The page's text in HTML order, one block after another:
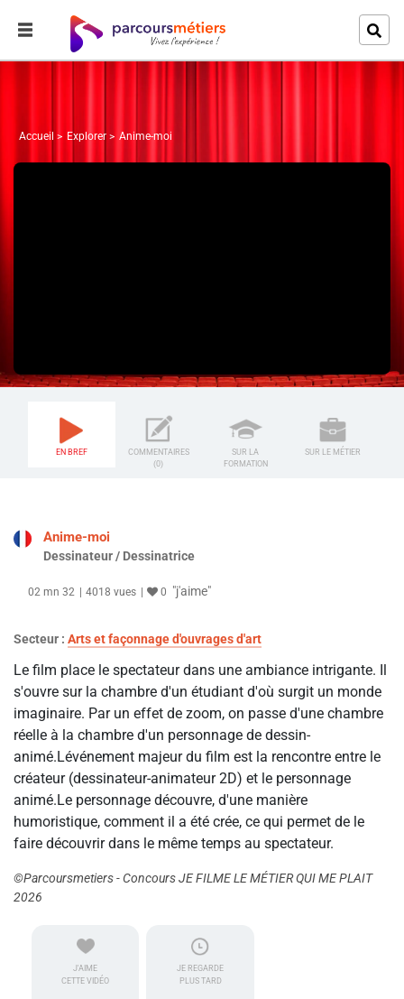
Accueil Explorer Anime-moi
EN BREF
COMMENTAIRES
(0)
SUR LA
FORMATION
SUR LE MÉTIER
Anime-moi
Dessinateur / Dessinatrice
02 mn 32 4018 vues 0 "j'aime"
Secteur : Arts et façonnage d'ouvrages d'art
Le film place le spectateur dans une ambiance intrigante. Il
s'ouvre sur la chambre d'un étudiant d'où surgit un monde
imaginaire. Par un effet de zoom, on passe d'une chambre
réelle à la chambre d'un personnage de dessin-
animé.Lévénement majeur du film est la rencontre entre le
créateur (dessinateur-animateur 2D) et le personnage
animé.Le personnage découvre, d'une manière
humoristique, comment il a été crée, ce qui permet de le
faire découvrir dans le même temps au spectateur.
©Parcoursmetiers - Concours JE FILME LE MÉTIER QUI ME PLAIT
2026
J'AIME
CETTE VIDÉO
JE REGARDE
PLUS TARD